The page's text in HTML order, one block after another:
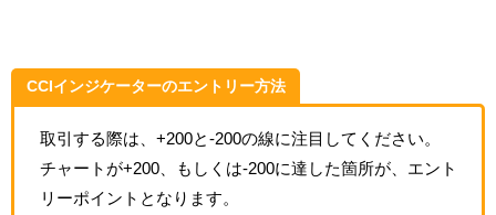
CCIインジケーターのエントリー方法
取引する際は、+200と-200の線に注目してください。
チャートが+200、もしくは-200に達した箇所が、エント
リーポイントとなります。